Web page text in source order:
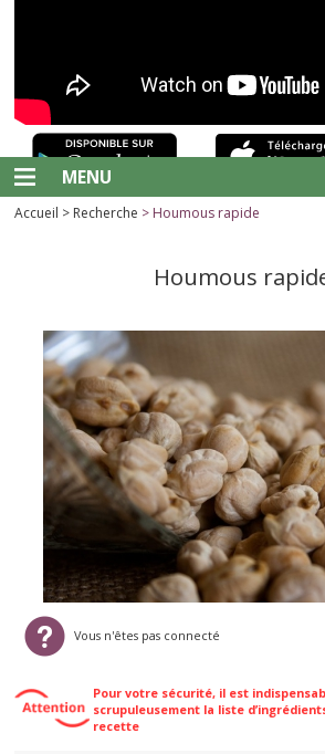
MENU
Accueil > Recherche > Houmous rapide
Houmous
Vous n'êtes pas connecté
Pour votre sécurité, il est
scrupuleusement la liste
recette